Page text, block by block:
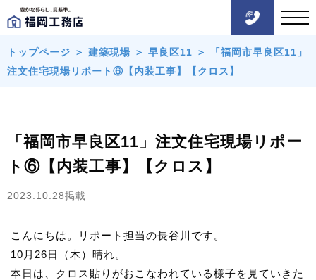
トップページ ＞ 建築現場 ＞ 早良区11 ＞
「福岡市早良区11」
注文住宅現場リポート⑥【内装工事】【クロス】
「福岡市早良区11」注文住宅現場リポー
ト⑥【内装工事】【クロス】
2023.10.28掲載
こんにちは。リポート担当の長谷川です。
10月26日（木）晴れ。
本日は、クロス貼りがおこなわれている様子を見ていきた